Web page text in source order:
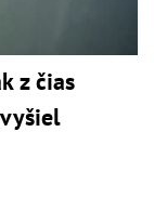
z čias